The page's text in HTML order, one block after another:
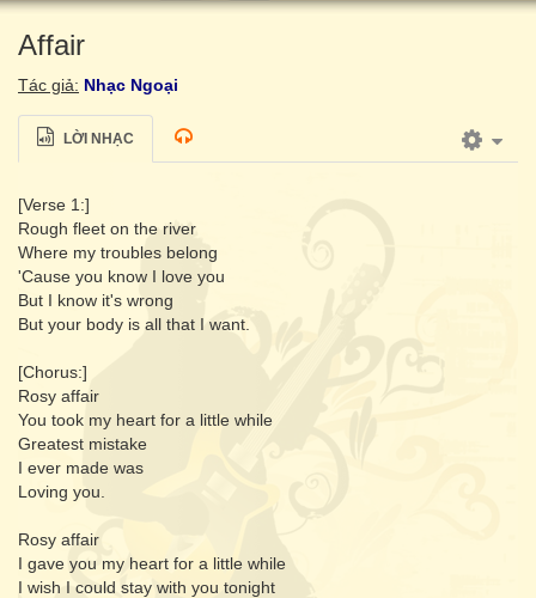
Affair
Tác giả: Nhạc Ngoại
LỜI NHẠC
[Verse 1:]
Rough fleet on the river
Where my troubles belong
'Cause you know I love you
But I know it's wrong
But your body is all that I want.
[Chorus:]
Rosy affair
You took my heart for a little while
Greatest mistake
I ever made was
Loving you.
Rosy affair
I gave you my heart for a little while
I wish I could stay with you tonight